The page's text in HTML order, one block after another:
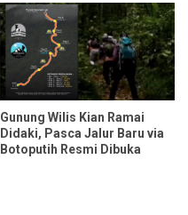
Gunung Wilis Kian Ramai
Didaki, Pasca Jalur Baru via
Botoputih Resmi Dibuka